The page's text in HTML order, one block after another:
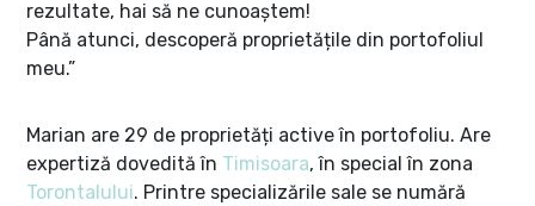
rezultate, hai să ne cunoaștem!
Până atunci, descoperă proprietățile din portofoliul
meu.”
Marian are 29 de proprietăți active în portofoliu. Are
expertiză dovedită în Timisoara, în special în zona
Torontalului. Printre specializările sale se numără